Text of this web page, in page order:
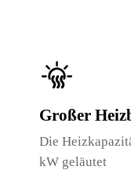
Großer
Die
kW geläutet